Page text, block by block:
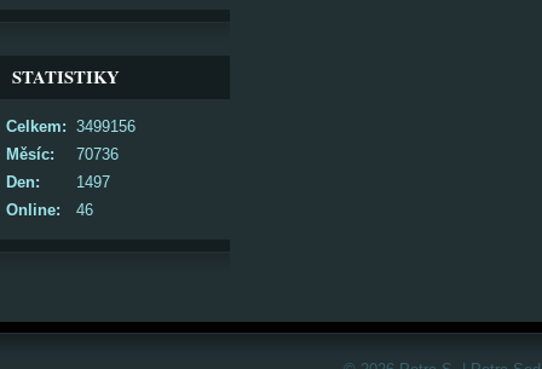
STATISTIKY
Online: 46
Celkem: 3499156
Měsíc:
70736
Den:
1497